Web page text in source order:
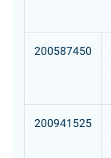
200587450
200941525